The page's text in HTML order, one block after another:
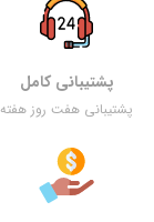
پشتیبانی کامل
پشتیبانی هفت روز هفته